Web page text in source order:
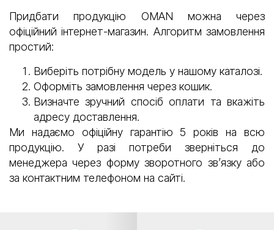
Придбати продукцію OMAN можна через
офіційний інтернет-магазин. Алгоритм замовлення
простий:
Виберіть потрібну модель у нашому каталозі.
Оформіть замовлення через кошик.
Визначте зручний спосіб оплати та вкажіть
адресу доставлення.
Ми надаємо офіційну гарантію 5 років на всю
продукцію. У разі потреби зверніться до
менеджера через форму зворотного зв’язку або
за контактним телефоном на сайті.